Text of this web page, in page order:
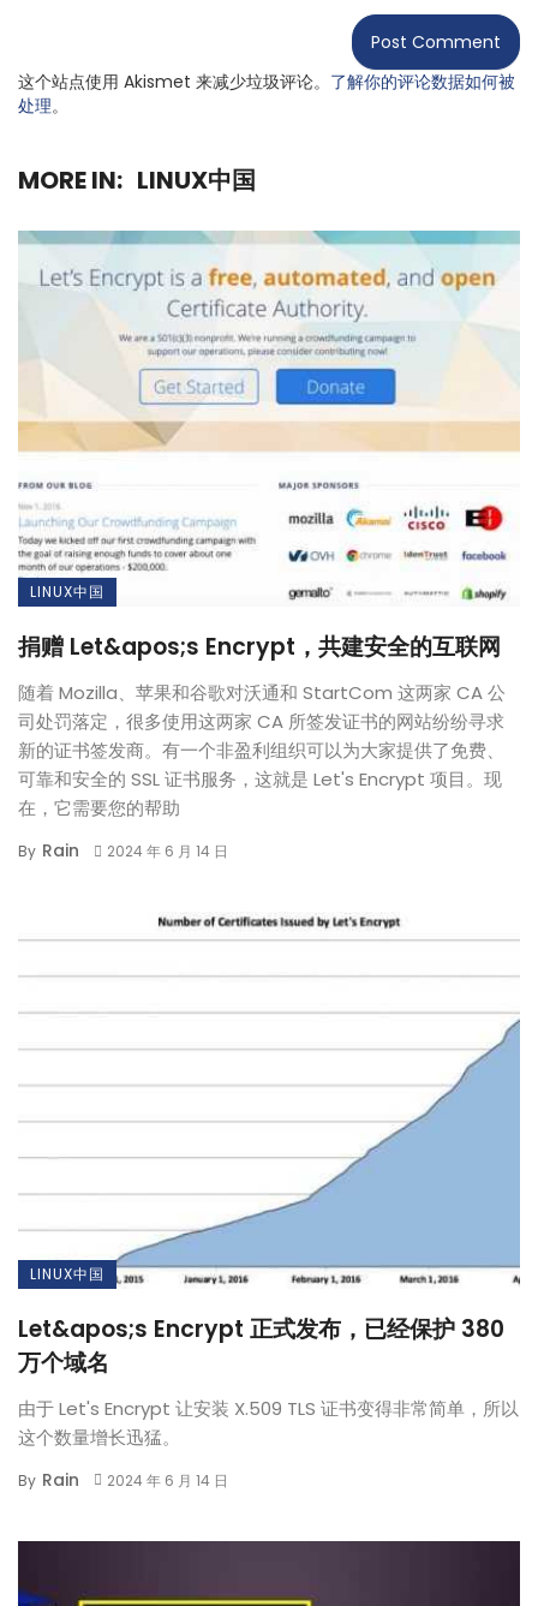
这个站点使用 Akismet 来减少垃圾评论。 了解你的评论数据如何被
处理。
MORE IN: LINUX中国
LINUX中国
捐赠 Let&apos;s Encrypt，共建安全的互联网
随着 Mozilla、苹果和谷歌对沃通和 StartCom 这两家 CA 公
司处罚落定，很多使用这两家 CA 所签发证书的网站纷纷寻求
新的证书签发商。有一个非盈利组织可以为大家提供了免费、
可靠和安全的 SSL 证书服务，这就是 Let's Encrypt 项目。现
在，它需要您的帮助
By Rain 2024 年 6 月 14 日
LINUX中国
Let&apos;s Encrypt 正式发布，已经保护 380
万个域名
由于 Let's Encrypt 让安装 X.509 TLS 证书变得非常简单，所以
这个数量增长迅猛。
By Rain 2024 年 6 月 14 日